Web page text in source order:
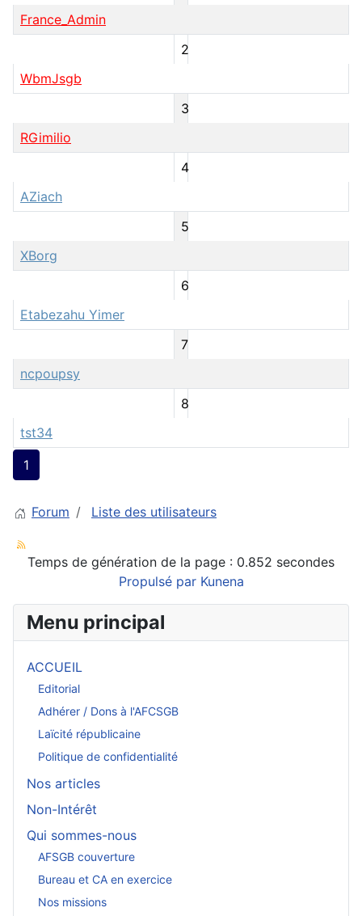
France_Admin
2
WbmJsgb
3
RGimilio
4
AZiach
5
XBorg
6
Etabezahu Yimer
7
ncpoupsy
8
tst34
1
Forum Liste des utilisateurs
Temps de génération de la page : 0.852 secondes
Propulsé par Kunena
Menu principal
ACCUEIL
Editorial
Adhérer / Dons à l'AFCSGB
Laïcité républicaine
Politique de confidentialité
Nos articles
Non-Intérêt
Qui sommes-nous
AFSGB couverture
Bureau et CA en exercice
Nos missions